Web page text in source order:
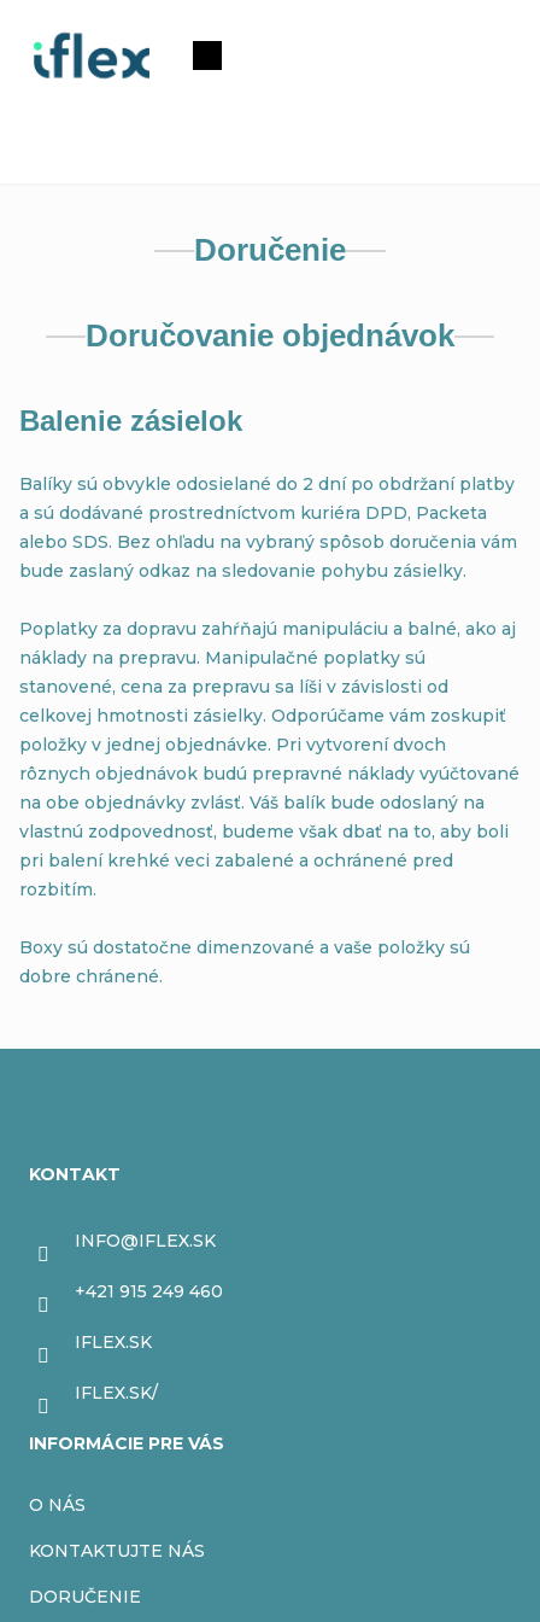
obsah
Nákupný
Doručenie
Doručovanie objednávok
Balenie zásielok
Balíky sú obvykle odosielané do 2 dní po obdržaní platby
a sú dodávané prostredníctvom kuriéra DPD, Packeta
alebo SDS. Bez ohľadu na vybraný spôsob doručenia vám
bude zaslaný odkaz na sledovanie pohybu zásielky.
Poplatky za dopravu zahŕňajú manipuláciu a balné, ako aj
náklady na prepravu. Manipulačné poplatky sú
stanovené, cena za prepravu sa líši v závislosti od
celkovej hmotnosti zásielky. Odporúčame vám zoskupiť
položky v jednej objednávke. Pri vytvorení dvoch
rôznych objednávok budú prepravné náklady vyúčtované
na obe objednávky zvlásť. Váš balík bude odoslaný na
vlastnú zodpovednosť, budeme však dbať na to, aby boli
pri balení krehké veci zabalené a ochránené pred
rozbitím.
Boxy sú dostatočne dimenzované a vaše položky sú
dobre chránené.
KONTAKT
INFO@IFLEX.SK
+421 915 249 460
IFLEX.SK
IFLEX.SK/
INFORMÁCIE PRE VÁS
O NÁS
KONTAKTUJTE NÁS
DORUČENIE